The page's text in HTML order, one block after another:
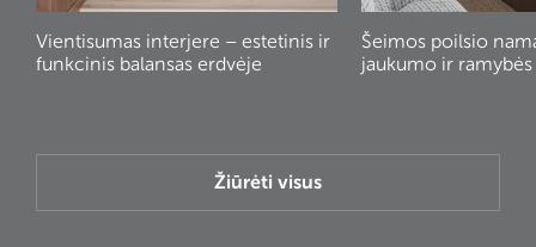
Vientisumas interjere – estetinis ir
funkcinis balansas erdvėje
Šeimos poilsio
jaukumo ir
Žiūrėti visus